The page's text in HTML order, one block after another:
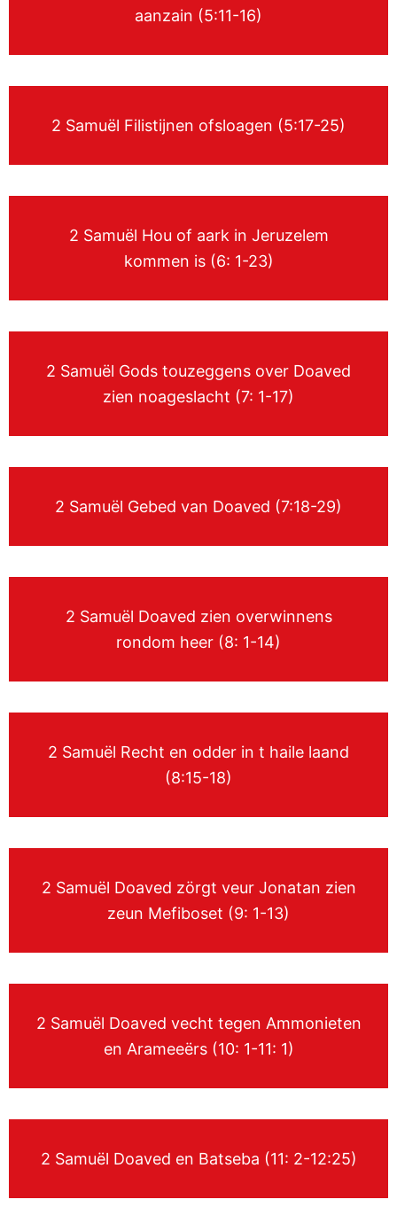
aanzain (5:11-16)
2 Samuël Filistijnen ofsloagen (5:17-25)
2 Samuël Hou of aark in Jeruzelem
kommen is (6: 1-23)
2 Samuël Gods touzeggens over Doaved
zien noageslacht (7: 1-17)
2 Samuël Gebed van Doaved (7:18-29)
2 Samuël Doaved zien overwinnens
rondom heer (8: 1-14)
2 Samuël Recht en odder in t haile laand
(8:15-18)
2 Samuël Doaved zörgt veur Jonatan zien
zeun Mefiboset (9: 1-13)
2 Samuël Doaved vecht tegen Ammonieten
en Arameeërs (10: 1-11: 1)
2 Samuël Doaved en Batseba (11: 2-12:25)